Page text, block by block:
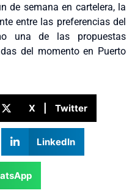
de semana en cartelera, la
entre las preferencias del
una de las propuestas
del momento en Puerto
X | Twitter
LinkedIn